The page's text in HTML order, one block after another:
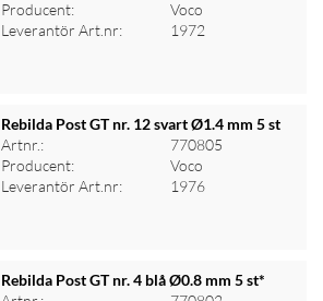
Logga in för priser
Producent:
Voco
Leverantör Art.nr:
1972
Logga in för priser
Rebilda Post GT nr. 12 svart Ø1.4 mm 5 st
Artnr.:
770805
Producent:
Voco
Leverantör Art.nr:
1976
Rebilda Post GT nr. 4 blå Ø0.8 mm 5 st*